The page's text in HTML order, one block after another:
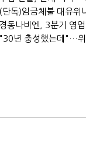
(단독)임금체불 대유위
경동나비엔, 3분기 영
"30년 충성했는데"…